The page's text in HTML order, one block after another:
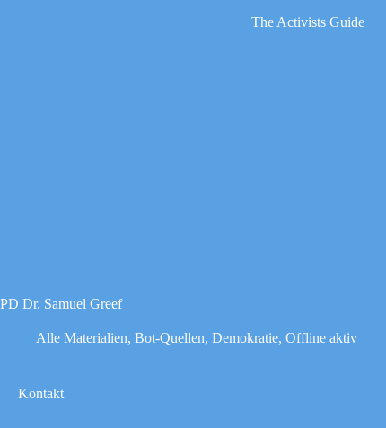
The Activists Guide
PD Dr. Samuel Greef
Alle Materialien, Bot-Quellen, Demokratie, Offline aktiv
Kontakt